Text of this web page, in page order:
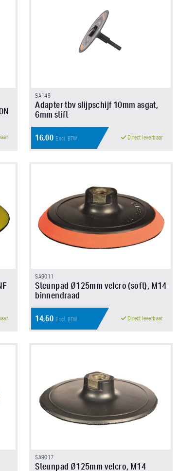
SA149
Adapter tbv slijpschijf 10mm asgat,
6mm stift
16,00 Excl. BTW Direct leverbaar
SA9011
Steunpad Ø125mm velcro (soft), M14
binnendraad
14,50 Excl. BTW Direct leverbaar
SA9017
Steunpad Ø125mm velcro, M14